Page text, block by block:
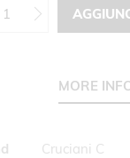
MORE
Cruciani C